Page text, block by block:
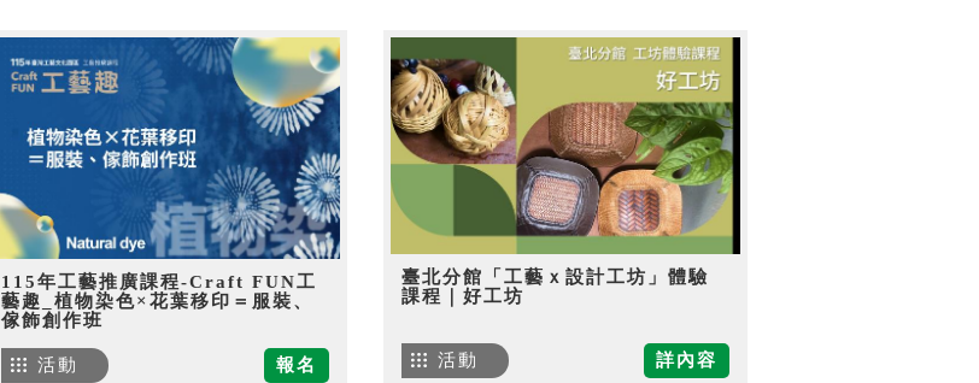
115年工藝推廣課程-Craft FUN工
藝趣_植物染色×花葉移印＝服裝、
傢飾創作班
報名
活動
臺北分館「工藝ｘ設計工坊」體驗
課程｜好工坊
詳內容
活動